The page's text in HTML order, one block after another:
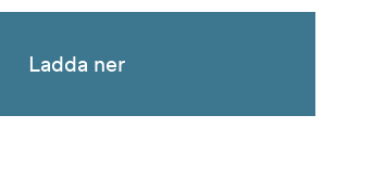
Ladda ner